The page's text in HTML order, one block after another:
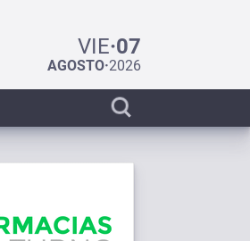
VIE·07
AGOSTO·2026
Display
search